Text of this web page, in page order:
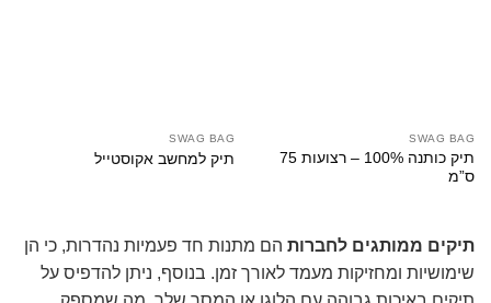
SWAG BAG
תיק כותנה 100% – רצועות 75
ס”מ
SWAG BAG
תיק למחשב אקוסטייל
תיקים ממותגים לחברות הם מתנות חד פעמיות נהדרות, כי הן
שימושיות ומחזיקות מעמד לאורך זמן. בנוסף, ניתן להדפיס על